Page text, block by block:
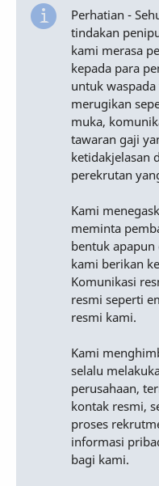
Perhatian -
tindakan
kami merasa
kepada para
untuk
merugikan
muka,
tawaran gaji
ketidakjelasan
perekrutan
Kami
meminta
bentuk
kami berikan
Komunikasi
resmi seperti
resmi kami.
Kami
selalu
perusahaan,
kontak resmi,
proses
informasi
bagi kami.